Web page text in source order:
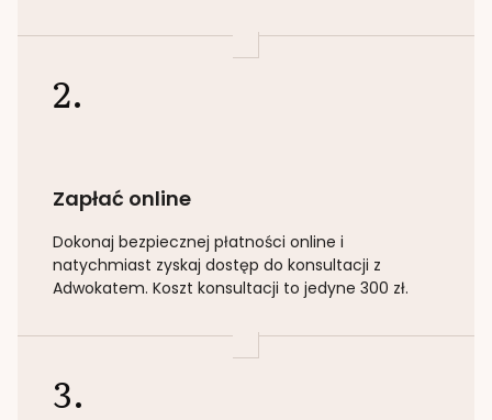
2.
Zapłać online
Dokonaj bezpiecznej płatności online i
natychmiast zyskaj dostęp do konsultacji z
Adwokatem. Koszt konsultacji to jedyne 300 zł.
3.